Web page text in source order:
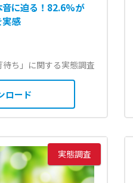
音に迫る！82.6%が
実感
ち」に関する実態調査
ロード
実態調査